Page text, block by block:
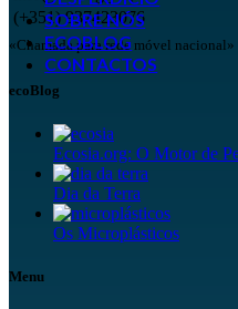
SOBRE NÓS
ECOBLOG
CONTACTOS
(+351) 937423076
«Chamada para rede móvel nacional»
ecoBlog
Ecosia.org: O Motor de
Dia da Terra
Os Microplásticos
Menu